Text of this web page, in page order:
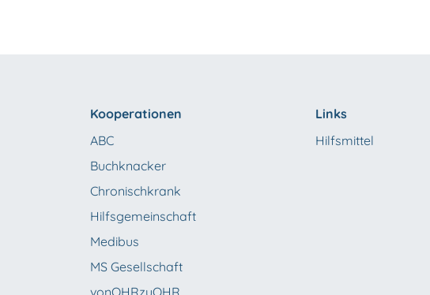
Kooperationen
ABC
Buchknacker
Chronischkrank
Hilfsgemeinschaft
Medibus
MS Gesellschaft
vonOHRzuOHR
Links
Hilfsmittel